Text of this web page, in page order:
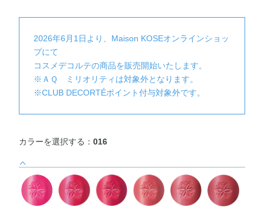
2026年6月1日より、Maison KOSEオンラインショッ
プにて
コスメデコルテの商品を販売開始いたします。
※ＡＱ ミリオリティは対象外となります。
※CLUB DECORTÉポイント付与対象外です。
カラーを選択する：016